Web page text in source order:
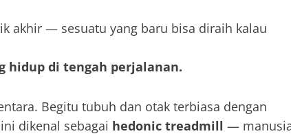
akhir — sesuatu yang baru bisa diraih kalau
hidup di tengah perjalanan.
Begitu tubuh dan otak terbiasa dengan
dikenal sebagai hedonic treadmill —